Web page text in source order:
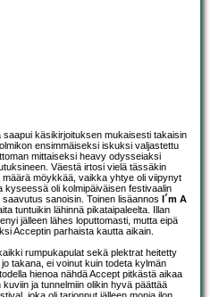
käsikirjoituksen mukaisesti takaisin
ensimmäiseksi iskuksi valjastettu
mittaiseksi heavy odysseiaksi
Väestä irtosi vielä tässäkin
möykkää, vaikka yhtye oli viipynyt
kyseessä oli kolmipäiväisen festivaalin
sanoisin. Toinen lisäannos I´m A
tuntuikin lähinnä pikataipaleelta. Illan
jälleen lähes loputtomasti, mutta eipä
Acceptin parhaista kautta aikain.
rumpukapulat sekä plektrat heitetty
takana, ei voinut kuin todeta kylmän
hienoa nähdä Accept pitkästä aikaa
ja tunnelmiin olikin hyvä päättää